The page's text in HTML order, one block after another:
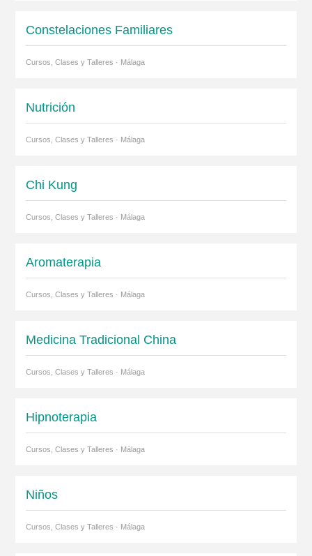
Constelaciones Familiares
Cursos, Clases y Talleres · Málaga
Nutrición
Cursos, Clases y Talleres · Málaga
Chi Kung
Cursos, Clases y Talleres · Málaga
Aromaterapia
Cursos, Clases y Talleres · Málaga
Medicina Tradicional China
Cursos, Clases y Talleres · Málaga
Hipnoterapia
Cursos, Clases y Talleres · Málaga
Niños
Cursos, Clases y Talleres · Málaga